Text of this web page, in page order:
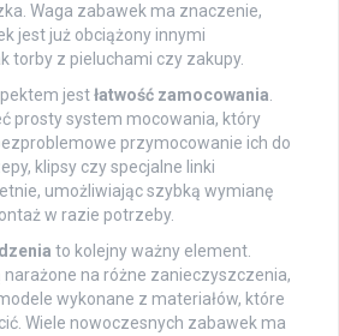
Waga zabawek ma znaczenie,
jest już obciążony innymi
torby z pieluchami czy zakupy.
jestłatwość zamocowania
prosty system mocowania, który
przymocowanie ich do
klipsy czy specjalne linki
umożliwiając szybką wymianę
w razie potrzeby.
to kolejny ważny element.
na różne zanieczyszczenia,
wykonane z materiałów, które
Wiele nowoczesnych zabawek ma